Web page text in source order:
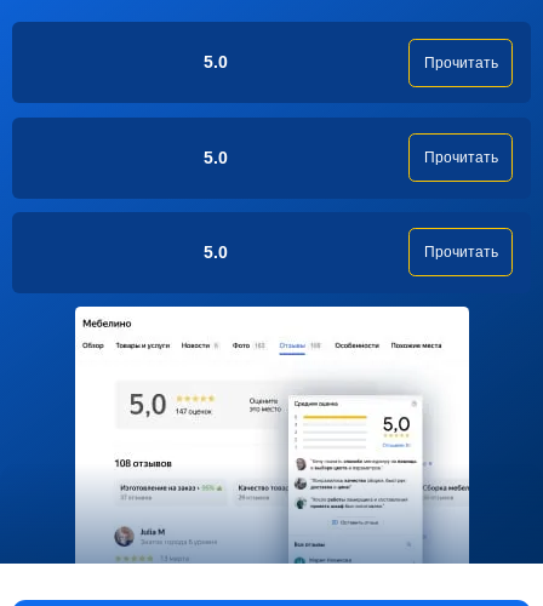
5.0 Прочитать
5.0 Прочитать
5.0 Прочитать